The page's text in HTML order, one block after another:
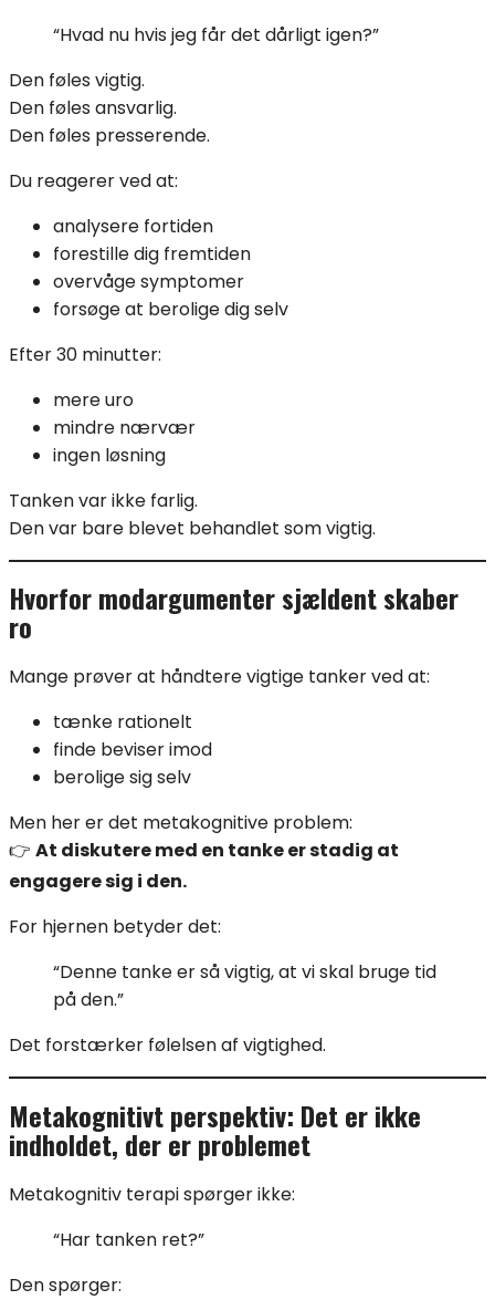
“Hvad nu hvis jeg får det dårligt igen?”
Den føles vigtig.
Den føles ansvarlig.
Den føles presserende.
Du reagerer ved at:
analysere fortiden
forestille dig fremtiden
overvåge symptomer
forsøge at berolige dig selv
Efter 30 minutter:
mere uro
mindre nærvær
ingen løsning
Tanken var ikke farlig.
Den var bare blevet behandlet som vigtig.
Hvorfor modargumenter sjældent skaber
ro
Mange prøver at håndtere vigtige tanker ved at:
tænke rationelt
finde beviser imod
berolige sig selv
Men her er det metakognitive problem:
👉 At diskutere med en tanke er stadig at
engagere sig i den.
For hjernen betyder det:
“Denne tanke er så vigtig, at vi skal bruge tid
på den.”
Det forstærker følelsen af vigtighed.
Metakognitivt perspektiv: Det er ikke
indholdet, der er problemet
Metakognitiv terapi spørger ikke:
“Har tanken ret?”
Den spørger: